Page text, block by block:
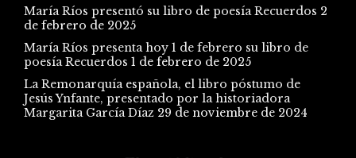
María Ríos presentó su libro de poesía Recuerdos 2
de febrero de 2025
María Ríos presenta hoy 1 de febrero su libro de
poesía Recuerdos 1 de febrero de 2025
La Remonarquía española, el libro póstumo de
Jesús Ynfante, presentado por la historiadora
Margarita García Díaz 29 de noviembre de 2024